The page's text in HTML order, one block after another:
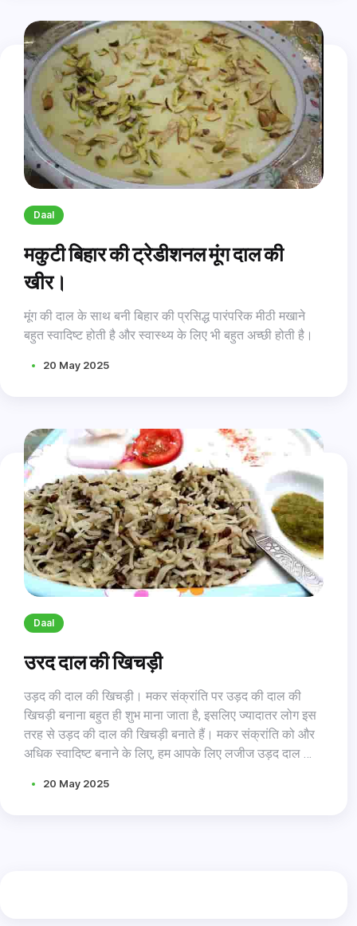
Daal
मकुटी बिहार की ट्रेडीशनल मूंग दाल की
खीर।
मूंग की दाल के साथ बनी बिहार की प्रसिद्ध पारंपरिक मीठी मखाने
बहुत स्वादिष्ट होती है और स्वास्थ्य के लिए भी बहुत अच्छी होती है।
20 May 2025
Daal
उरद दाल की खिचड़ी
उड़द की दाल की खिचड़ी। मकर संक्रांति पर उड़द की दाल की
खिचड़ी बनाना बहुत ही शुभ माना जाता है, इसलिए ज्यादातर लोग इस
तरह से उड़द की दाल की खिचड़ी बनाते हैं। मकर संक्रांति को और
अधिक स्वादिष्ट बनाने के लिए, हम आपके लिए लजीज उड़द दाल की
20 May 2025